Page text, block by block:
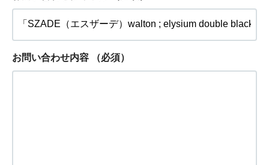
お問い合わせ内容 （必須）